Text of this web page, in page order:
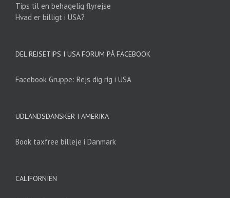
Tips til en behagelig flyrejse
Hvad er billigt i USA?
DEL REJSETIPS I USA FORUM PÅ FACEBOOK
Facebook Gruppe: Rejs dig rig i USA
UDLANDSDANSKER I AMERIKA
Book taxfree billeje i Danmark
CALIFORNIEN